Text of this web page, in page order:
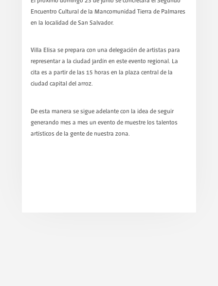
Encuentro Cultural de la Mancomunidad Tierra de Palmares
en la localidad de San Salvador.
Villa Elisa se prepara con una delegación de artistas para
representar a la ciudad jardín en este evento regional. La
cita es a partir de las 15 horas en la plaza central de la
ciudad capital del arroz.
De esta manera se sigue adelante con la idea de seguir
generando mes a mes un evento de muestre los talentos
artísticos de la gente de nuestra zona.